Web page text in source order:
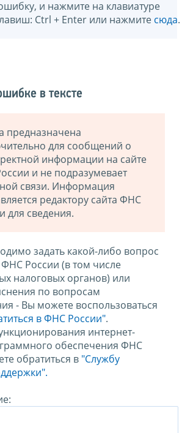
и нажмите на клавиатуре
Ctrl + Enter или нажмите сюда.
в тексте
предназначена
для сообщений о
информации на сайте
и не подразумевает
связи. Информация
редактору сайта ФНС
для сведения.
задать какой-либо вопрос
ФНС России (в том числе
налоговых органов) или
по вопросам
- Вы можете воспользоваться
в ФНС России".
интернет-
обеспечения ФНС
обратиться в "Службу